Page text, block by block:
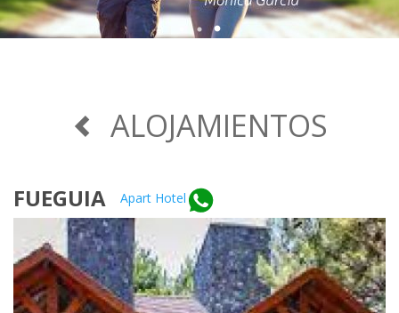
ALOJAMIENTOS
FUEGUIA Apart Hotel